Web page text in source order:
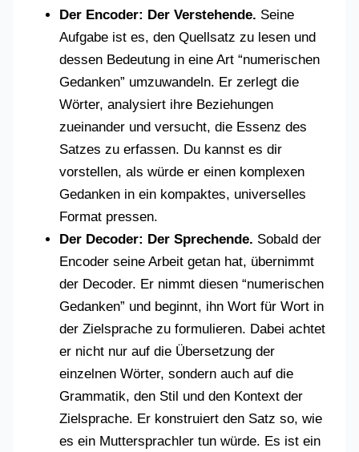
Der Encoder: Der Verstehende. Seine
Aufgabe ist es, den Quellsatz zu lesen und
dessen Bedeutung in eine Art “numerischen
Gedanken” umzuwandeln. Er zerlegt die
Wörter, analysiert ihre Beziehungen
zueinander und versucht, die Essenz des
Satzes zu erfassen. Du kannst es dir
vorstellen, als würde er einen komplexen
Gedanken in ein kompaktes, universelles
Format pressen.
Der Decoder: Der Sprechende. Sobald der
Encoder seine Arbeit getan hat, übernimmt
der Decoder. Er nimmt diesen “numerischen
Gedanken” und beginnt, ihn Wort für Wort in
der Zielsprache zu formulieren. Dabei achtet
er nicht nur auf die Übersetzung der
einzelnen Wörter, sondern auch auf die
Grammatik, den Stil und den Kontext der
Zielsprache. Er konstruiert den Satz so, wie
es ein Muttersprachler tun würde. Es ist ein